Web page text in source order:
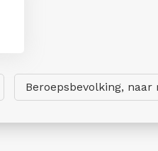
Beroepsbevolking, naar